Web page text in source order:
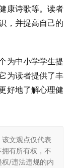
康诗歌等。读者
，并提高自己的
为中小学学生提
为读者提供了丰
好地了解心理健
文观点仅代表
有所有权，不
/违法违规的内